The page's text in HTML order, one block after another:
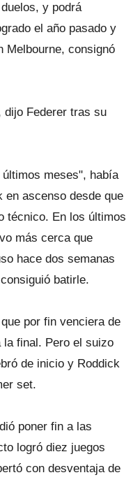
y podrá
el año pasado y
Melbourne, consignó
dijo Federer tras su
meses", había
en ascenso desde que
técnico. En los últimos
más cerca que
hace dos semanas
batirle.
por fin venciera de
la final. Pero el suizo
de inicio y Roddick
set.
poner fin a las
logró diez juegos
con desventaja de